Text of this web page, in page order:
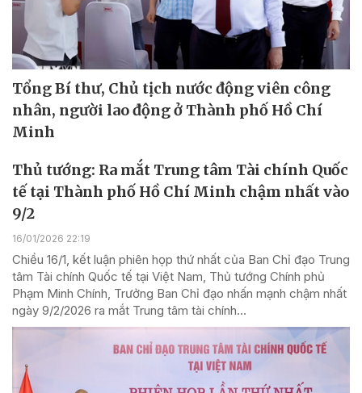
Tổng Bí thư, Chủ tịch nước động viên công
nhân, người lao động ở Thành phố Hồ Chí
Minh
Thủ tướng: Ra mắt Trung tâm Tài chính Quốc
tế tại Thành phố Hồ Chí Minh chậm nhất vào
9/2
16/01/2026 22:19
Chiều 16/1, kết luận phiên họp thứ nhất của Ban Chỉ đạo Trung
tâm Tài chính Quốc tế tại Việt Nam, Thủ tướng Chính phủ
Phạm Minh Chính, Trưởng Ban Chỉ đạo nhấn mạnh chậm nhất
ngày 9/2/2026 ra mắt Trung tâm tài chính...